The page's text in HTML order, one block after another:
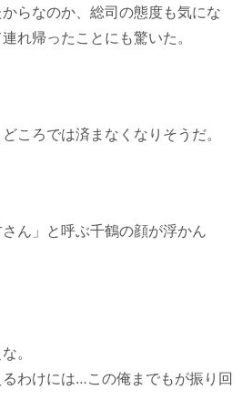
らなのか、総司の態度も気にな
れ帰ったことにも驚いた。
ころでは済まなくなりそうだ。
ん」と呼ぶ千鶴の顔が浮かん
。
わけには…この俺までもが振り回